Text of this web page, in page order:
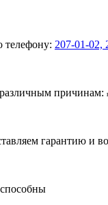
телефону: 207-01-02,
причинам:
гарантию и